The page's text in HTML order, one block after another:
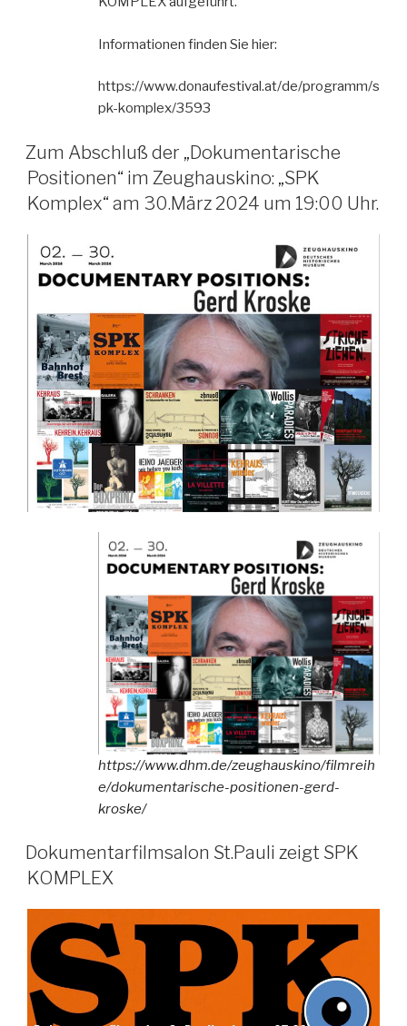
Informationen finden Sie hier:
https://www.donaufestival.at/de/programm/s
pk-komplex/3593
Zum Abschluß der „Dokumentarische
Positionen“ im Zeughauskino: „SPK
Komplex“ am 30.März 2024 um 19:00 Uhr.
https://www.dhm.de/zeughauskino/filmreih
e/dokumentarische-positionen-gerd-
kroske/
Dokumentarfilmsalon St.Pauli zeigt SPK
KOMPLEX